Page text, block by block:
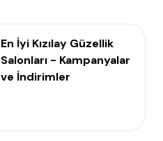
En İyi Kızılay Güzellik
Salonları - Kampanyalar
ve İndirimler